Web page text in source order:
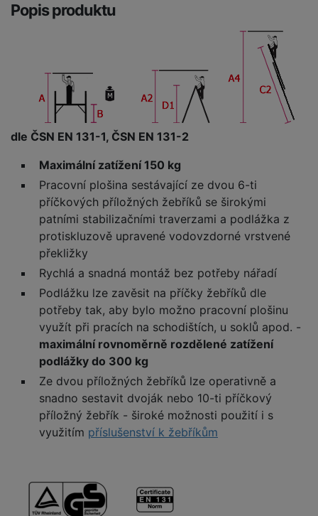
Popis produktu
dle ČSN EN 131-1, ČSN EN 131-2
Maximální zatížení 150 kg
Pracovní plošina sestávající ze dvou 6-ti
příčkových příložných žebříků se širokými
patními stabilizačními traverzami a podlážka z
protiskluzově upravené vodovzdorné vrstvené
překližky
Rychlá a snadná montáž bez potřeby nářadí
Podlážku lze zavěsit na příčky žebříků dle
potřeby tak, aby bylo možno pracovní plošinu
využít při pracích na schodištích, u soklů apod. -
maximální rovnoměrně rozdělené zatížení
podlážky do 300 kg
Ze dvou příložných žebříků lze operativně a
snadno sestavit dvoják nebo 10-ti příčkový
příložný žebřík - široké možnosti použití i s
využitím příslušenství k žebříkům